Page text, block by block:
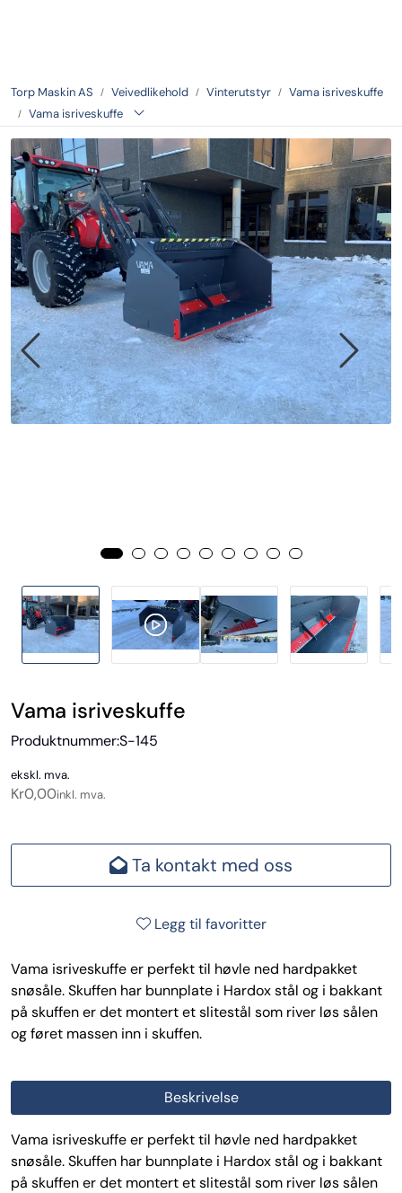
Torp Maskin AS Veivedlikehold Vinterutstyr
Vama isriveskuffe
Vama isriveskuffe
Vama isriveskuffe
Produktnummer:S-145
ekskl. mva.
Kr0,00inkl. mva.
Ta kontakt med oss
Legg til favoritter
Vama isriveskuffe er perfekt til høvle ned hardpakket
snøsåle. Skuffen har bunnplate i Hardox stål og i bakkant
på skuffen er det montert et slitestål som river løs sålen
og føret massen inn i skuffen.
Beskrivelse
Vama isriveskuffe er perfekt til høvle ned hardpakket
snøsåle. Skuffen har bunnplate i Hardox stål og i bakkant
på skuffen er det montert et slitestål som river løs sålen